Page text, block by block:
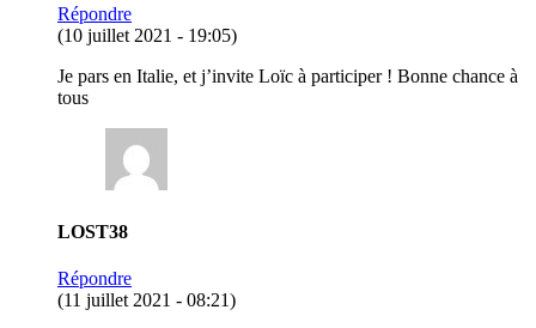
Répondre
(10 juillet 2021 - 19:05)
Je pars en Italie, et j’invite Loïc à participer ! Bonne chance à
tous
LOST38
Répondre
(11 juillet 2021 - 08:21)